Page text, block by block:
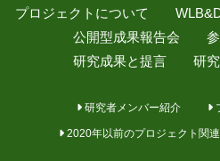
プロジェクトについて
公開型成果報告会
研究成果と提言
研
研究者メンバー紹介
2020年以前のプロジェクト関